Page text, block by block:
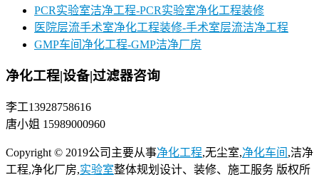
PCR实验室洁净工程-PCR实验室净化工程装修
医院层流手术室净化工程装修-手术室层流洁净工程
GMP车间净化工程-GMP洁净厂房
净化工程|设备|过滤器咨询
李工13928758616
唐小姐 15989000960
Copyright © 2019公司主要从事净化工程,无尘室,净化车间 ,洁净
工程,净化厂房,实验室整体规划设计、装修、施工服务 版权所